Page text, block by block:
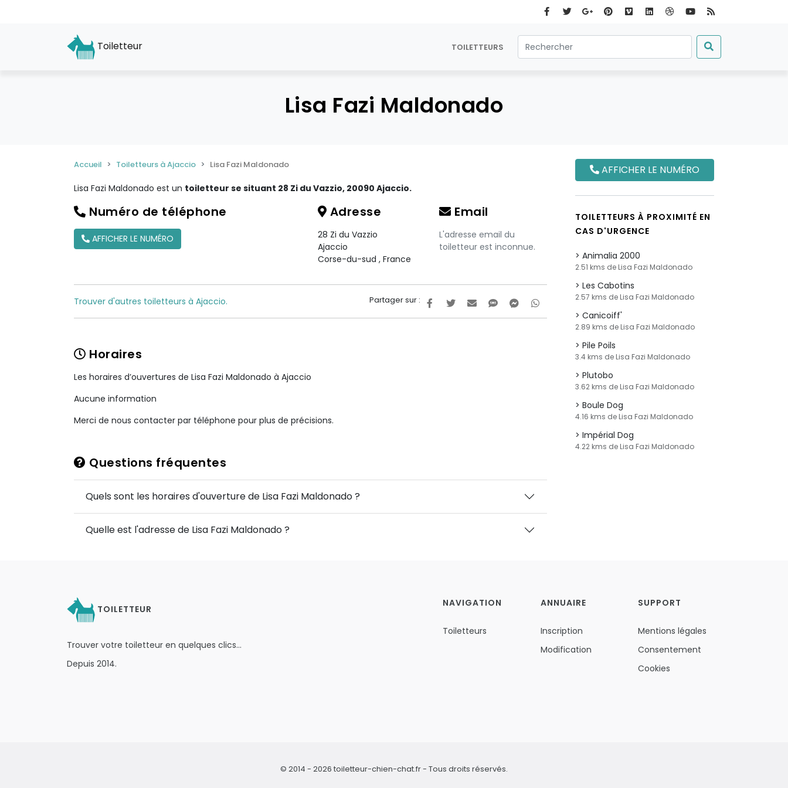
Toiletteur TOILETTEURS
Lisa Fazi Maldonado
Accueil Toiletteurs à Ajaccio Lisa Fazi Maldonado
Lisa Fazi Maldonado est un toiletteur se situant 28 Zi du Vazzio, 20090 Ajaccio.
Numéro de téléphone
AFFICHER LE NUMÉRO
Adresse
28 Zi du Vazzio
Ajaccio
Corse-du-sud , France
Email
L'adresse email du
toiletteur est inconnue.
Partager sur :
Trouver d'autres toiletteurs à Ajaccio.
Horaires
Les horaires d’ouvertures de Lisa Fazi Maldonado à Ajaccio
Aucune information
Merci de nous contacter par téléphone pour plus de précisions.
Questions fréquentes
Quels sont les horaires d'ouverture de Lisa Fazi Maldonado ?
Quelle est l'adresse de Lisa Fazi Maldonado ?
AFFICHER LE NUMÉRO
TOILETTEURS À PROXIMITÉ EN
CAS D'URGENCE
Animalia 2000
2.51 kms de Lisa Fazi Maldonado
Les Cabotins
2.57 kms de Lisa Fazi Maldonado
Canicoiff'
2.89 kms de Lisa Fazi Maldonado
Pile Poils
3.4 kms de Lisa Fazi Maldonado
Plutobo
3.62 kms de Lisa Fazi Maldonado
Boule Dog
4.16 kms de Lisa Fazi Maldonado
Impérial Dog
4.22 kms de Lisa Fazi Maldonado
TOILETTEUR
Trouver votre toiletteur en quelques clics…
Depuis 2014.
NAVIGATION
Toiletteurs
ANNUAIRE
Inscription
Modification
SUPPORT
Mentions légales
Consentement
Cookies
© 2014 - 2026 toiletteur-chien-chat.fr - Tous droits réservés.